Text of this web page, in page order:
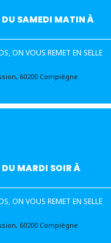
SAMEDI MATIN À
ON VOUS REMET EN SELLE
60200 Compiègne
MARDI SOIR À
ON VOUS REMET EN SELLE
60200 Compiègne